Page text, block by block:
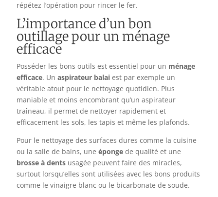
répétez l’opération pour rincer le fer.
L’importance d’un bon
outillage pour un ménage
efficace
Posséder les bons outils est essentiel pour un ménage
efficace. Un aspirateur balaiest par exemple un
véritable atout pour le nettoyage quotidien. Plus
maniable et moins encombrant qu’un aspirateur
traîneau, il permet de nettoyer rapidement et
efficacement les sols, les tapis et même les plafonds.
Pour le nettoyage des surfaces dures comme la cuisine
ou la salle de bains, une épongede qualité et une
brosse à dentsusagée peuvent faire des miracles,
surtout lorsqu’elles sont utilisées avec les bons produits
comme le vinaigre blanc ou le bicarbonate de soude.